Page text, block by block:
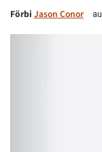
Förbi Jason Conor